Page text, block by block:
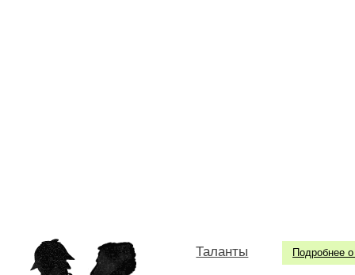
Подробнее о
Таланты